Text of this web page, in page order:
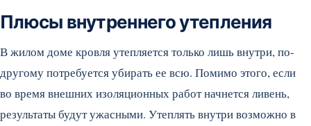
Плюсы внутреннего утепления
В жилом доме кровля утепляется только лишь внутри, по-
другому потребуется убирать ее всю. Помимо этого, если
во время внешних изоляционных работ начнется ливень,
результаты будут ужасными. Утеплять внутри возможно в